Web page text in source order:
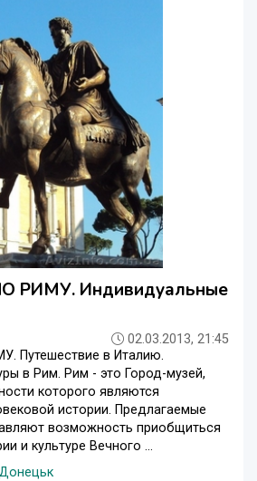
РИМУ. Индивидуальные
02.03.2013, 21:45
Путешествие в Италию.
в Рим. Рим - это Город-музей,
которого являются
истории. Предлагаемые
возможность приобщиться
и культуре Вечного ...